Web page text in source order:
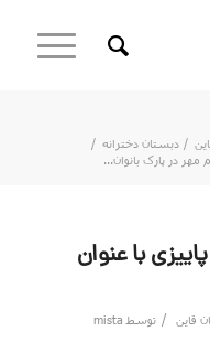
/ دبستان دخترانه /
در پارک بانوان...
با عنوان
قاین / توسط mista